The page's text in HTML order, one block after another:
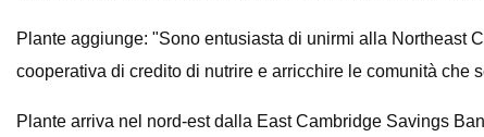
Plante aggiunge: "Sono entusiasta di unirmi alla Northeast
cooperativa di credito di nutrire e arricchire le comunità che
Plante arriva nel nord-est dalla East Cambridge Savings